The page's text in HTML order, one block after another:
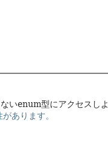
いenum型にアクセスし
あります。